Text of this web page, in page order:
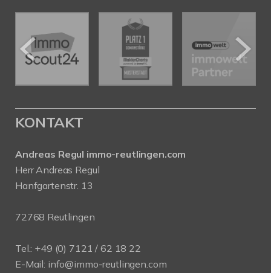
KONTAKT
Andreas Regul immo-reutlingen.com
Herr Andreas Regul
Hanfgartenstr. 13
72768 Reutlingen
Tel.: +49 (0) 7121 / 62 18 22
E-Mail: info@immo-reutlingen.com